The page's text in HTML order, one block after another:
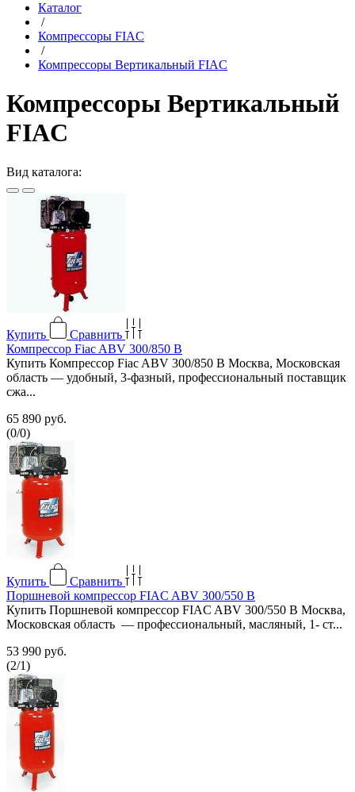
Каталог
/
Компрессоры FIAC
/
Компрессоры Вертикальный FIAC
Компрессоры Вертикальный
FIAC
Вид каталога:
Купить
Сравнить
Компрессор Fiac ABV 300/850 В
Купить Компрессор Fiac ABV 300/850 В Москва, Московская
область — удобный, 3-фазный, профессиональный поставщик
сжа...
65 890 руб.
(0/0)
Купить
Сравнить
Поршневой компрессор FIAC ABV 300/550 В
Купить Поршневой компрессор FIAC ABV 300/550 В Москва,
Московская область — профессиональный, масляный, 1- ст...
53 990 руб.
(2/1)